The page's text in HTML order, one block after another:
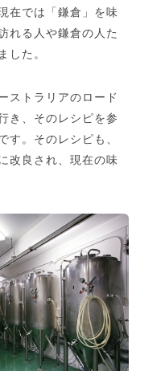
在では「鎌倉」を味
れる人や鎌倉の人た
した。
ストラリアのロード
き、そのレシピを参
す。そのレシピも、
改良され、現在の味